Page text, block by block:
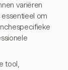
variëren
om
tool,